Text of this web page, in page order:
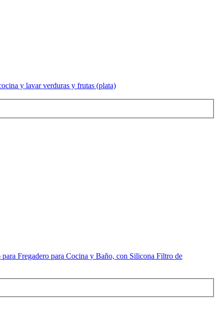
y lavar verduras y frutas (plata)
Fregadero para Cocina y Baño, con Silicona Filtro de